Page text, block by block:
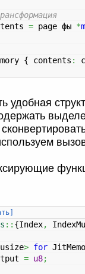
= page фы *
{ contents :
удобная
:: {Index,
usize> for
= u8;